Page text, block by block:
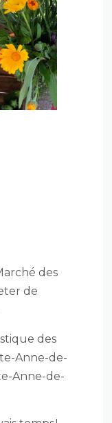
des
de
des
Anne-de-
Anne-de-